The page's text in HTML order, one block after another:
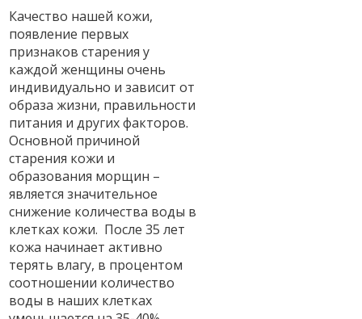
Качество нашей кожи,
появление первых
признаков старения у
каждой женщины очень
индивидуально и зависит от
образа жизни, правильности
питания и других факторов.
Основной причиной
старения кожи и
образования морщин –
является значительное
снижение количества воды в
клетках кожи. После 35 лет
кожа начинает активно
терять влагу, в процентом
соотношении количество
воды в наших клетках